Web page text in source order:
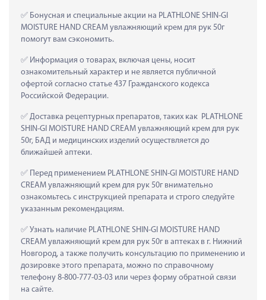
Бонусная и специальные акции на PLATHLONE SHIN-GI
MOISTURE HAND CREAM увлажняющий крем для рук 50г
помогут вам сэкономить.
Информация о товарах, включая цены, носит
ознакомительный характер и не является публичной
офертой согласно статье 437 Гражданского кодекса
Российской Федерации.
Доставка рецептурных препаратов, таких как  PLATHLONE
SHIN-GI MOISTURE HAND CREAM увлажняющий крем для рук
50г, БАД и медицинских изделий осуществляется до
ближайшей аптеки.
Перед применением PLATHLONE SHIN-GI MOISTURE HAND
CREAM увлажняющий крем для рук 50г внимательно
ознакомьтесь с инструкцией препарата и строго следуйте
указанным рекомендациям.
Узнать наличие PLATHLONE SHIN-GI MOISTURE HAND
CREAM увлажняющий крем для рук 50г в аптеках в г. Нижний
Новгород, а также получить консультацию по применению и
дозировке этого препарата, можно по справочному
телефону 8-800-777-03-03 или через форму обратной связи
на сайте.